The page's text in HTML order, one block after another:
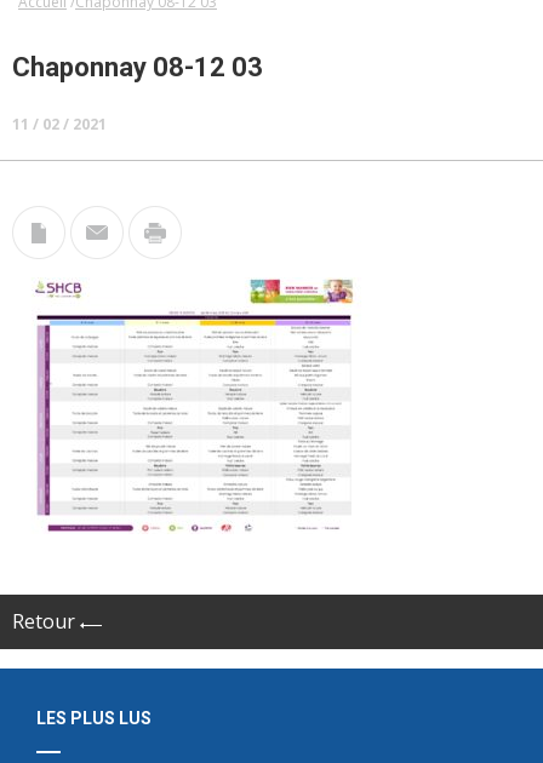
Chaponnay 08-12 03
11 / 02 / 2021
Retour
LES PLUS LUS